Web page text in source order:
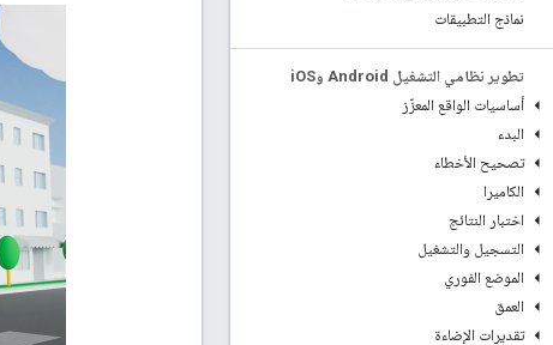
نماذج التطبيقات
تطوير نظامي التشغيل Android وi
OS
أساسيات الواقع المعزّز
البدء
تصحيح الأخطاء
الكاميرا
اختبار النتائج
التسجيل والتشغيل
الموضع الفوري
العمق
تقديرات الإضاءة